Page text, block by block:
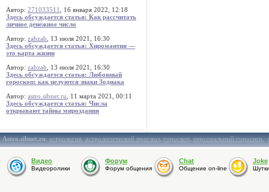
Автор: 271033511
, 16 января 2022, 12:18
Здесь обсуждается статья: Как рассчитать
личное денежное число
Автор: zabzab , 13 июля 2021, 16:30
Здесь обсуждается статья: Хиромантия —
это карта жизни
Автор: zabzab , 13 июля 2021, 16:30
Здесь обсуждается статья: Любовный
гороскоп: как целуются знаки Зодиака
Автор: astro.sibnet.ru , 11 марта 2021, 00:11
Здесь обсуждается статья: Числа
открывают тайны мироздания
Astro.sibnet.ru:астрология,астрологический прогноз,гороскоп,персональный гороскоп,
Видео
Видеоролики
Форум
Форум общения
Chat
Общение on-line
Joke